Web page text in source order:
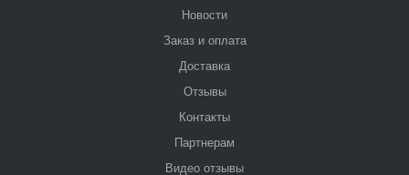
Новости
Заказ и оплата
Доставка
Отзывы
Контакты
Партнерам
Видео отзывы